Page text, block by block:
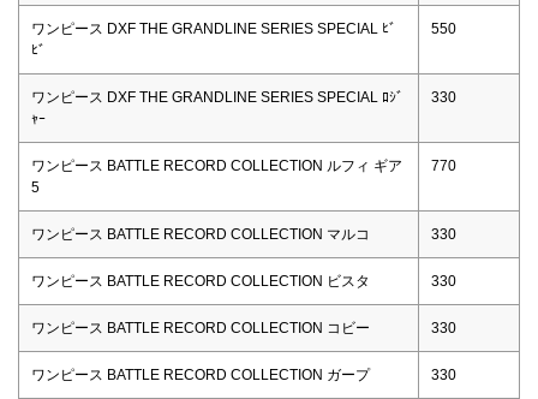
ワンピース DXF THE GRANDLINE SERIES SPECIAL ﾋﾞ
ﾋﾞ
550
ワンピース DXF THE GRANDLINE SERIES SPECIAL ﾛｼﾞ
ｬｰ
330
ワンピース BATTLE RECORD COLLECTION ルフィ ギア
5
770
ワンピース BATTLE RECORD COLLECTION マルコ 330
ワンピース BATTLE RECORD COLLECTION ビスタ 330
ワンピース BATTLE RECORD COLLECTION コビー 330
ワンピース BATTLE RECORD COLLECTION ガープ 330